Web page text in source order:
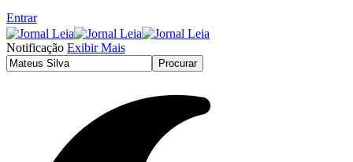
Entrar
Notificação Exibir Mais